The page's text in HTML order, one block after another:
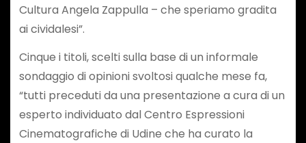
Cultura Angela Zappulla – che speriamo gradita
ai cividalesi”.
Cinque i titoli, scelti sulla base di un informale
sondaggio di opinioni svoltosi qualche mese fa,
“tutti preceduti da una presentazione a cura di un
esperto individuato dal Centro Espressioni
Cinematografiche di Udine che ha curato la